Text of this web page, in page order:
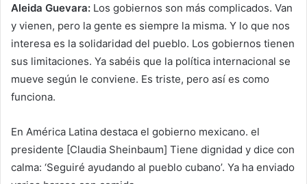
Aleida Guevara: Los gobiernos son más complicados. Van
y vienen, pero la gente es siempre la misma. Y lo que nos
interesa es la solidaridad del pueblo. Los gobiernos tienen
sus limitaciones. Ya sabéis que la política internacional se
mueve según le conviene. Es triste, pero así es como
funciona.
En América Latina destaca el gobierno mexicano. el
presidente [Claudia Sheinbaum] Tiene dignidad y dice con
calma: ‘Seguiré ayudando al pueblo cubano’. Ya ha enviado